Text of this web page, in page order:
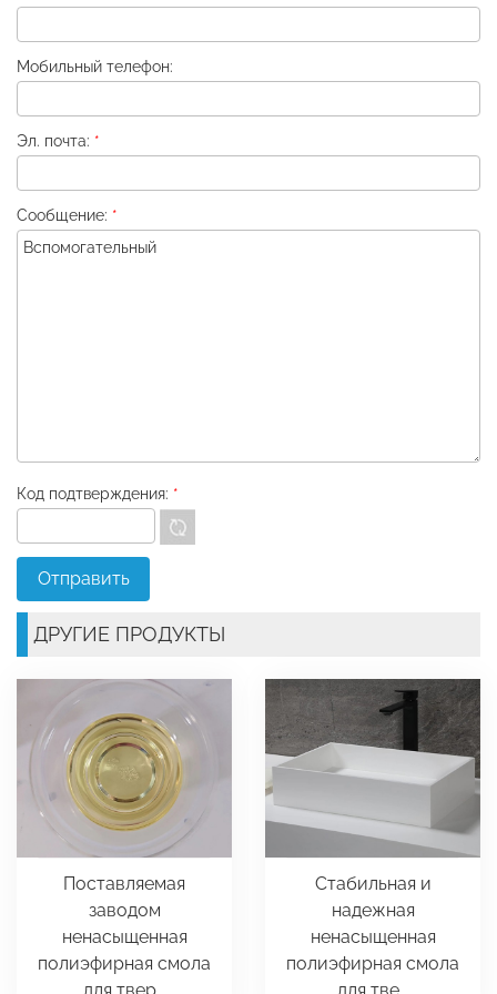
Мобильный телефон:
Эл. почта: *
Сообщение: *
Код подтверждения: *
ДРУГИЕ ПРОДУКТЫ
Поставляемая
заводом
ненасыщенная
полиэфирная смола
Стабильная и
надежная
ненасыщенная
полиэфирная смола